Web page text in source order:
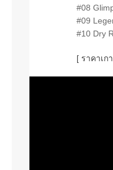
#08
#09
#10 Dry
[ ราคาเก